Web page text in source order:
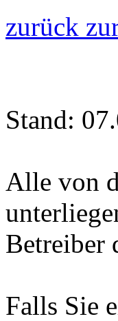
zurück
Stand:
Alle von
Betreiber
Falls Sie